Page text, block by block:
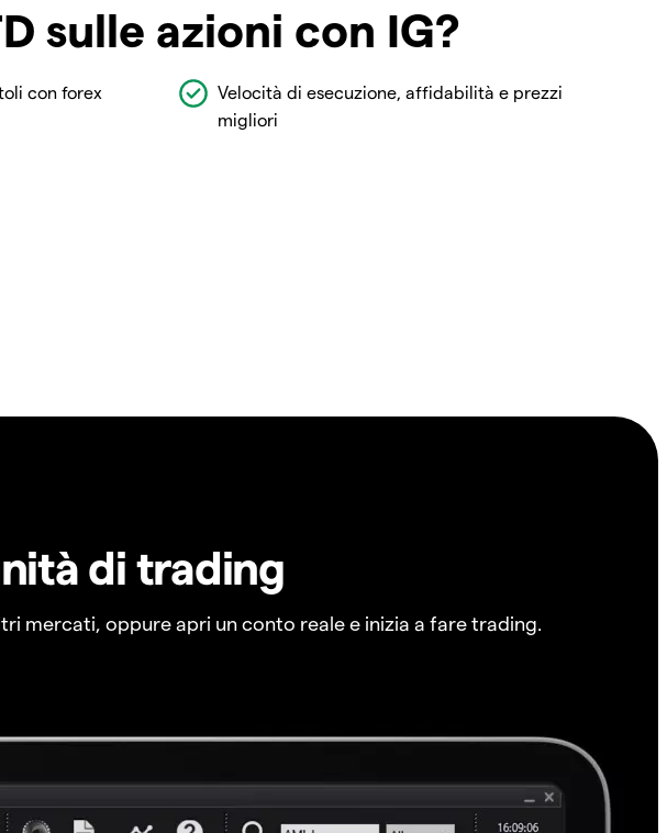
sulle azioni con IG?
con forex
Velocità di esecuzione, affidabilità e prezzi
migliori
di trading
mercati, oppure apri un conto reale e inizia a fare trading.